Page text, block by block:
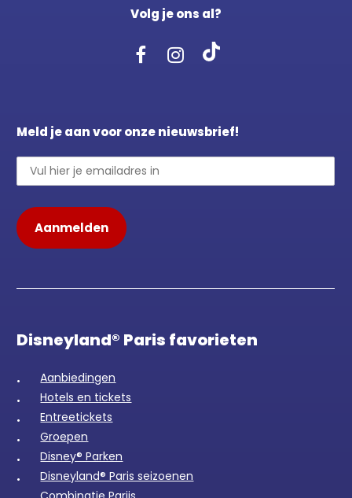
Volg je ons al?
Meld je aan voor onze nieuwsbrief!
Disneyland® Paris favorieten
Aanbiedingen
Hotels en tickets
Entreetickets
Groepen
Disney® Parken
Disneyland® Paris seizoenen